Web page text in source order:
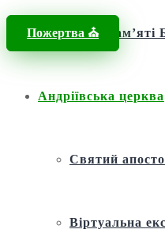
Фонд
Андріївська церква
Святий
Віртуальна
Пожертва ⛪️